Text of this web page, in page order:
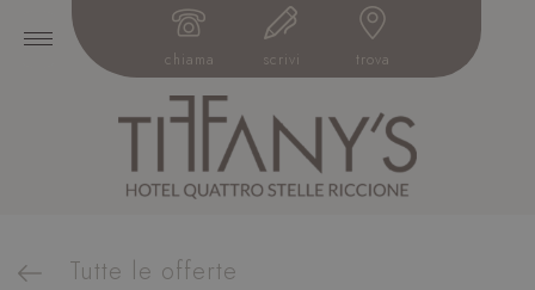
chiama scrivi trova
Tutte le offerte